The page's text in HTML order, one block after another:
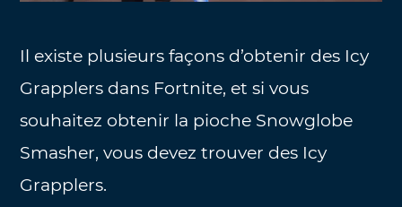
Il existe plusieurs façons d’obtenir des Icy
Grapplers dans Fortnite, et si vous
souhaitez obtenir la pioche Snowglobe
Smasher, vous devez trouver des Icy
Grapplers.